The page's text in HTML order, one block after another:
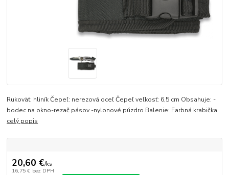
Rukoväť: hliník Čepeľ: nerezová oceľ Čepeľ veľkosť: 6,5 cm Obsahuje: -
bodec na okno-rezač pásov -nylonové púzdro Balenie: Farbná krabička
celý popis
20,60 €/ks
16,75 € bez DPH